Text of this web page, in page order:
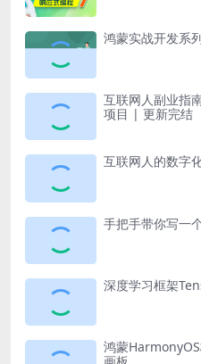
鸿蒙实战开发系
互联网人副业指
项目 | 更新完结
互联网人的数字
手把手带你写一
深度学习框架
鸿蒙